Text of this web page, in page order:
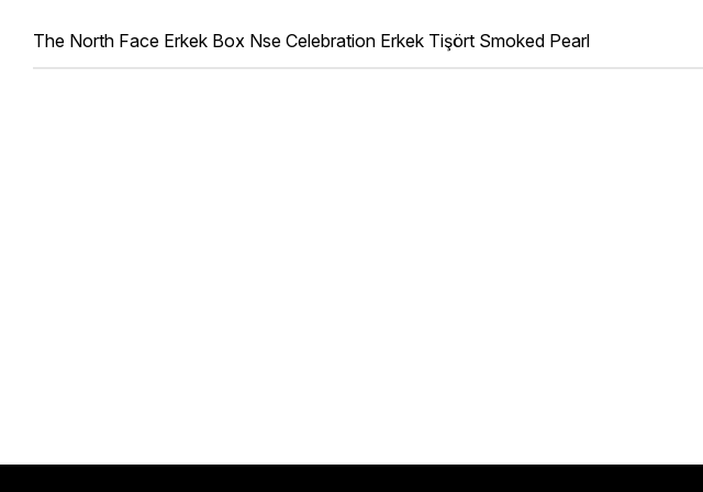
The North Face Erkek Box Nse Celebration Erkek Tişört Smoked Pearl